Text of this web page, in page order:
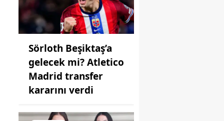
Sörloth Beşiktaş’a
gelecek mi? Atletico
Madrid transfer
kararını verdi